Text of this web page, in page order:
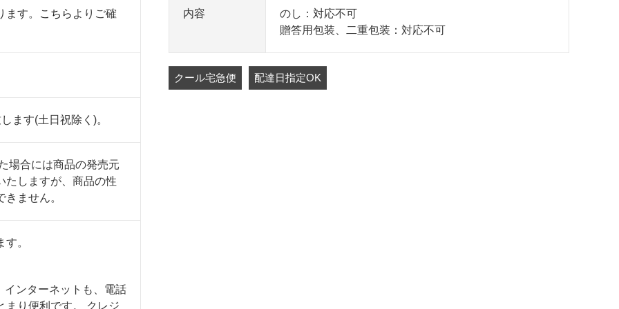
す。 こちら よりご確
ます(土日祝除く)。
場合には商品の発売元
たしますが、商品の性
ません。
。
ンターネットも、電話
まり便利です。 クレジ
内容
のし：対応不可
贈答用包装、二重包装：対応不可
クール宅急便 配達日指定OK